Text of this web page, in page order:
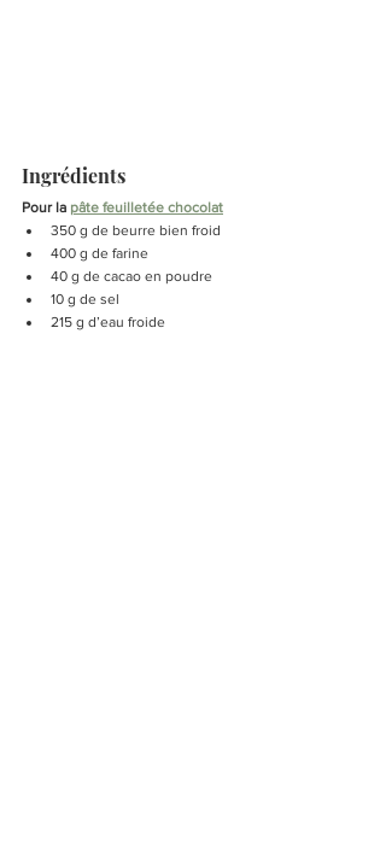
Ingrédients
Pour la pâte feuilletée chocolat
350 g de beurre bien froid
400 g de farine
40 g de cacao en poudre
10 g de sel
215 g d’eau froide